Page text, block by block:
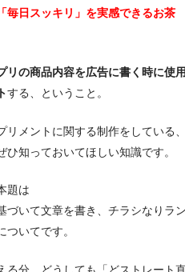
毎日スッキリ」を実感できるお茶
リの商品内容を広告に書く時に使
する、ということ。
リメントに関する制作をしている
ひ知っておいてほしい知識です。
題は
づいて文章を書き、チラシなりラ
ついてです。
る分、どうしても「どストレート